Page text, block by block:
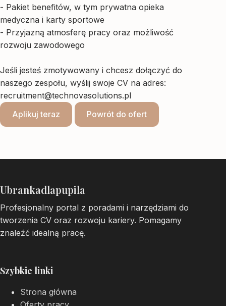
- Pakiet benefitów, w tym prywatna opieka
medyczna i karty sportowe
- Przyjazną atmosferę pracy oraz możliwość
rozwoju zawodowego
Jeśli jesteś zmotywowany i chcesz dołączyć do
naszego zespołu, wyślij swoje CV na adres:
recruitment@technovasolutions.pl
Aplikuj teraz
Powrót do ofert
Ubrankadlapupila
Profesjonalny portal z poradami i narzędziami do
tworzenia CV oraz rozwoju kariery. Pomagamy
znaleźć idealną pracę.
Szybkie linki
Strona główna